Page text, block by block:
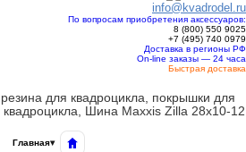
info@kvadrodel.ru
По вопросам приобретения аксессуаров:
8 (800) 550 9025
+7 (495) 740 0979
Доставка в регионы РФ
On-line заказы — 24 часа
Быстрая доставка
для квадроцикла, покрышки для
квадроцикла, Шина Maxxis Zilla 28x10-12
Главная▾